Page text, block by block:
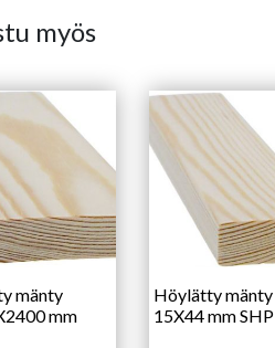
myös
mänty
mm
Höylätty mänty
15X44 mm SHP